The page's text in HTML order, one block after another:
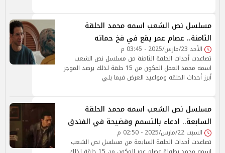
مسلسل نص الشعب اسمه محمد الحلقة
الثامنة.. عصام عمر يقع في فخ حماته
الأحد 23/مارس/2025 - 03:45 م
تصاعدت أحداث الحلقة الثامنة من مسلسل نص الشعب
اسمه محمد العمل المكون من 15 حلقة لذلك يرصد الموجز
أبرز أحداث الحلقة ومواعيد العرض فيما يلي
مسلسل نص الشعب اسمه محمد الحلقة
السابعة.. ادعاء بالتسمم وفضيحة في الفندق
السبت 22/مارس/2025 - 02:50 م
تصاعدت أحداث الحلقة السابعة من مسلسل نص الشعب